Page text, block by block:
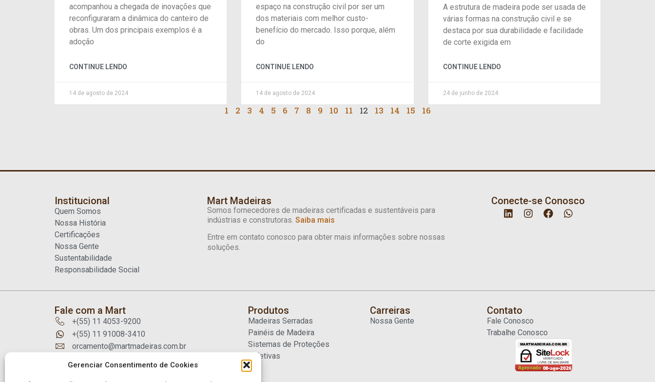
Gerenciar Consentimento de Cookies
acompanhou a chegada de inovações que
reconfiguraram a dinâmica do canteiro de
obras. Um dos principais exemplos é a
adoção
CONTINUE LENDO
14 de agosto de 2024
espaço na construção civil por ser um
dos materiais com melhor custo-
benefício do mercado. Isso porque, além
do
CONTINUE LENDO
14 de agosto de 2024
A estrutura de madeira pode ser usada de
várias formas na construção civil e se
destaca por sua durabilidade e facilidade
de corte exigida em
CONTINUE LENDO
24 de junho de 2024
1 2 3 4 5 6 7 8 9 10 11 12 13 14 15 16
Institucional
Quem Somos
Nossa História
Certificações
Nossa Gente
Sustentabilidade
Responsabilidade Social
Mart Madeiras
Somos fornecedores de madeiras certificadas e sustentáveis para
indústrias e construtoras.Saiba mais
Entre em contato conosco para obter mais informações sobre nossas
soluções.
Conecte-se Conosco
Fale com a Mart
+(55) 11 4053-9200
+(55) 11 91008-3410
orcamento@martmadeiras.com.br
Brasil CEP 09991-060
Produtos
Madeiras Serradas
Painéis de Madeira
Sistemas de Proteções
Coletivas
Carreiras
Nossa Gente
Contato
Fale Conosco
Trabalhe Conosco